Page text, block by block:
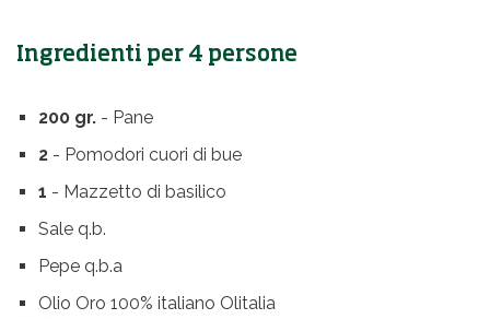
Ingredienti per 4 persone
200 gr. - Pane
2 - Pomodori cuori di bue
1 - Mazzetto di basilico
Sale q.b.
Pepe q.b.a
Olio Oro 100% italiano Olitalia